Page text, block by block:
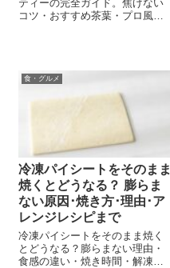
ティーの完全ガイド。焦げない
コツ・おすすめ茶葉・プロ風ア
食・グルメ
冷凍パイシートをそのまま
焼くとどうなる？ 膨らま
ない原因･焼き方･理由･ア
レンジレシピまで
冷凍パイシートをそのまま焼く
とどうなる？膨らまない理由・
食感の違い・焼き時間・解凍の